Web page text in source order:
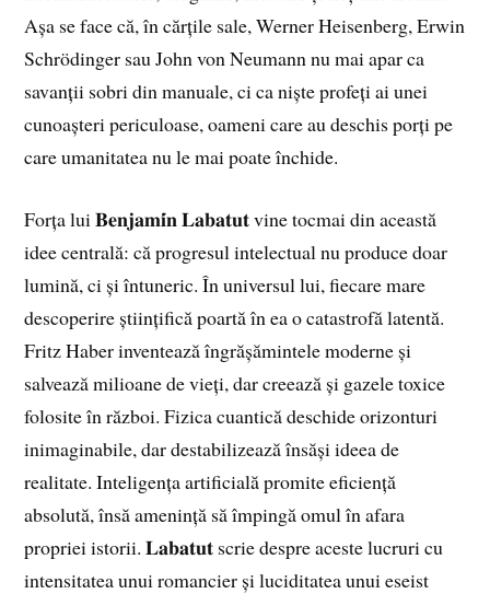
Așa se face că, în cărțile sale, Werner Heisenberg, Erwin
Schrödinger sau John von Neumann nu mai apar ca
savanții sobri din manuale, ci ca niște profeți ai unei
cunoașteri periculoase, oameni care au deschis porți pe
care umanitatea nu le mai poate închide.
Forța lui 𝐁𝐞𝐧𝐣𝐚𝐦𝐢́𝐧 𝐋𝐚𝐛𝐚𝐭𝐮𝐭 vine tocmai din această
idee centrală: că progresul intelectual nu produce doar
lumină, ci și întuneric. În universul lui, fiecare mare
descoperire științifică poartă în ea o catastrofă latentă.
Fritz Haber inventează îngrășămintele moderne și
salvează milioane de vieți, dar creează și gazele toxice
folosite în război. Fizica cuantică deschide orizonturi
inimaginabile, dar destabilizează însăși ideea de
realitate. Inteligența artificială promite eficiență
absolută, însă amenință să împingă omul în afara
propriei istorii. 𝐋𝐚𝐛𝐚𝐭𝐮𝐭 scrie despre aceste lucruri cu
intensitatea unui romancier și luciditatea unui eseist